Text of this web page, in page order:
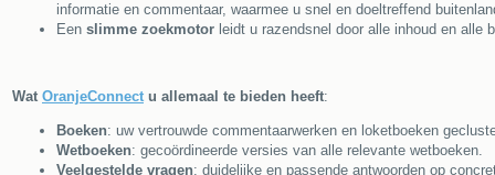
informatie en commentaar, waarmee u snel en doeltreffend
Een slimme zoekmotor leidt u razendsnel door alle inhoud en alle
Wat OranjeConnect u allemaal te bieden heeft:
Boeken: uw vertrouwde commentaarwerken en loketboeken
Wetboeken: gecoördineerde versies van alle relevante wetboeken.
Veelgestelde vragen: duidelijke en passende antwoorden op